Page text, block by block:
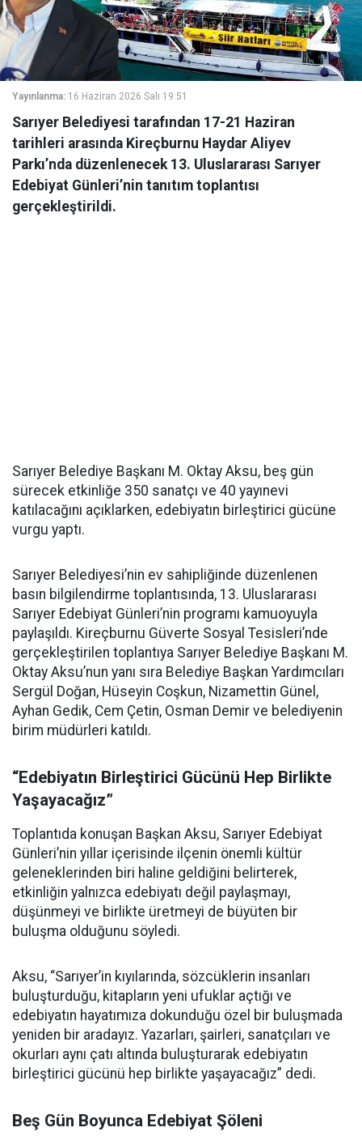
Yayınlanma: 16 Haziran 2026 Salı 19:51
Sarıyer Belediyesi tarafından 17-21 Haziran
tarihleri arasında Kireçburnu Haydar Aliyev
Parkı’nda düzenlenecek 13. Uluslararası Sarıyer
Edebiyat Günleri’nin tanıtım toplantısı
gerçekleştirildi.
Sarıyer Belediye Başkanı M. Oktay Aksu, beş gün
sürecek etkinliğe 350 sanatçı ve 40 yayınevi
katılacağını açıklarken, edebiyatın birleştirici gücüne
vurgu yaptı.
Sarıyer Belediyesi’nin ev sahipliğinde düzenlenen
basın bilgilendirme toplantısında, 13. Uluslararası
Sarıyer Edebiyat Günleri’nin programı kamuoyuyla
paylaşıldı. Kireçburnu Güverte Sosyal Tesisleri’nde
gerçekleştirilen toplantıya Sarıyer Belediye Başkanı M.
Oktay Aksu’nun yanı sıra Belediye Başkan Yardımcıları
Sergül Doğan, Hüseyin Coşkun, Nizamettin Günel,
Ayhan Gedik, Cem Çetin, Osman Demir ve belediyenin
birim müdürleri katıldı.
“Edebiyatın Birleştirici Gücünü Hep Birlikte
Yaşayacağız”
Toplantıda konuşan Başkan Aksu, Sarıyer Edebiyat
Günleri’nin yıllar içerisinde ilçenin önemli kültür
geleneklerinden biri haline geldiğini belirterek,
etkinliğin yalnızca edebiyatı değil paylaşmayı,
düşünmeyi ve birlikte üretmeyi de büyüten bir
buluşma olduğunu söyledi.
Aksu, “Sarıyer’in kıyılarında, sözcüklerin insanları
buluşturduğu, kitapların yeni ufuklar açtığı ve
edebiyatın hayatımıza dokunduğu özel bir buluşmada
yeniden bir aradayız. Yazarları, şairleri, sanatçıları ve
okurları aynı çatı altında buluşturarak edebiyatın
birleştirici gücünü hep birlikte yaşayacağız” dedi.
Beş Gün Boyunca Edebiyat Şöleni